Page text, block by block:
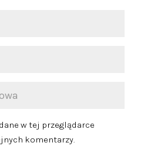
w tej przeglądarce
komentarzy.